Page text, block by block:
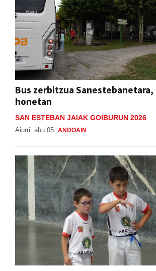
Bus zerbitzua
honetan
SAN ESTEBAN JAIAK GOIBURUN 2026
Aiurri abu 05 ANDOAIN